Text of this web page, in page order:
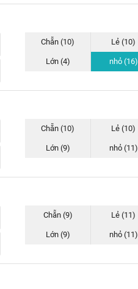
Chẵn (10) Lẻ (10)
Lớn (4) nhỏ (16)
Chẵn (10) Lẻ (10)
Lớn (9) nhỏ (11)
Chẵn (9) Lẻ (11)
Lớn (9) nhỏ (11)